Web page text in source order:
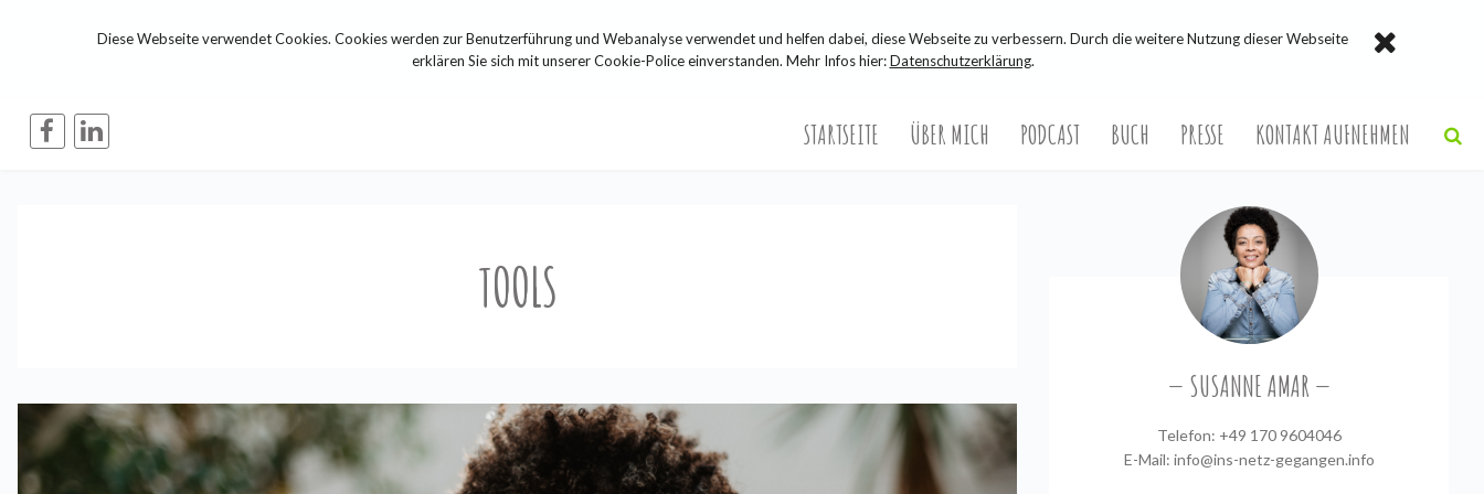
STARTSEITE ÜBER MICH PODCAST BUCH PRESSE KONTAKT AUFNEHMEN
TOOLS
SUSANNE AMAR
Telefon: +49 170 9604046
E-Mail: info@ins-netz-gegangen.info
Diese Webseite verwendet Cookies. Cookies werden zur Benutzerführung und Webanalyse verwendet und helfen dabei, diese Webseite zu verbessern. Durch die weitere Nutzung dieser Webseite
erklären Sie sich mit unserer Cookie-Police einverstanden. Mehr Infos hier:Datenschutzerklärung.